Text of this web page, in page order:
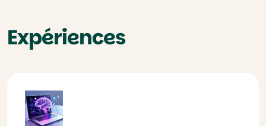
Expériences